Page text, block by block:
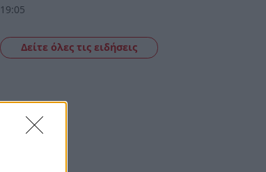
19:05
Δείτε όλες τις ειδήσεις